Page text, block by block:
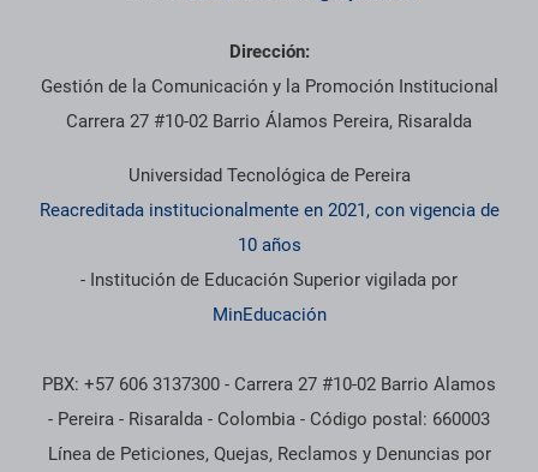
Dirección:
Gestión de la Comunicación y la Promoción Institucional
Carrera 27 #10-02 Barrio Álamos Pereira, Risaralda
Universidad Tecnológica de Pereira
Reacreditada institucionalmente en 2021, con vigencia de
10 años
- Institución de Educación Superior vigilada por
MinEducación
PBX: +57 606 3137300 - Carrera 27 #10-02 Barrio Alamos
- Pereira - Risaralda - Colombia - Código postal: 660003
Línea de Peticiones, Quejas, Reclamos y Denuncias por